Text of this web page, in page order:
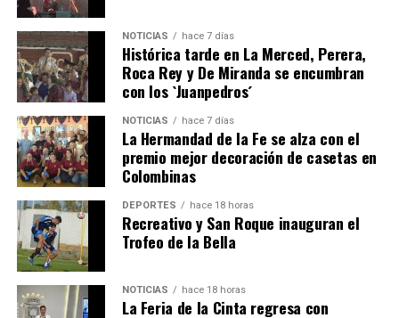
SEXTA CORRIDA DE LAS FIESTAS COLOMBINAS
2026
hace 4 días· Huelvatv
NOTICIAS hace 7 días
Histórica tarde en La Merced, Perera,
Roca Rey y De Miranda se encumbran
con los `Juanpedros´
NOTICIAS hace 7 días
La Hermandad de la Fe se alza con el
premio mejor decoración de casetas en
Colombinas
DEPORTES hace 18 horas
Recreativo y San Roque inauguran el
Trofeo de la Bella
NOTICIAS hace 18 horas
La Feria de la Cinta regresa con